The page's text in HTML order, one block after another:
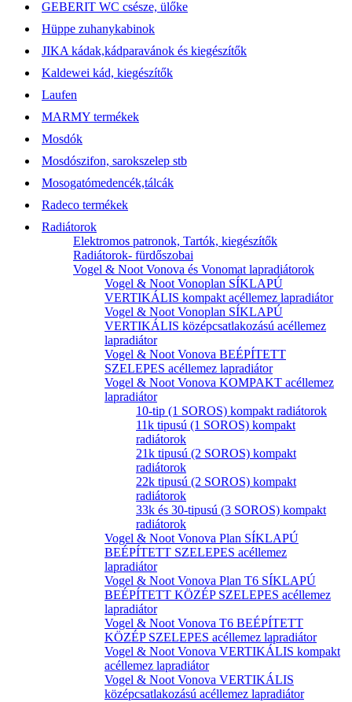
GEBERIT WC csésze, ülőke
Hüppe zuhanykabinok
JIKA kádak,kádparavánok és kiegészítők
Kaldewei kád, kiegészítők
Laufen
MARMY termékek
Mosdók
Mosdószifon, sarokszelep stb
Mosogatómedencék,tálcák
Radeco termékek
Radiátorok
Elektromos patronok, Tartók, kiegészítők
Radiátorok- fürdőszobai
Vogel & Noot Vonova és Vonomat lapradiátorok
Vogel & Noot Vonoplan SÍKLAPÚ
VERTIKÁLIS kompakt acéllemez lapradiátor
Vogel & Noot Vonoplan SÍKLAPÚ
VERTIKÁLIS középcsatlakozású acéllemez
lapradiátor
Vogel & Noot Vonova BEÉPÍTETT
SZELEPES acéllemez lapradiátor
Vogel & Noot Vonova KOMPAKT acéllemez
lapradiátor
10-tip (1 SOROS) kompakt radiátorok
11k tipusú (1 SOROS) kompakt
radiátorok
21k tipusú (2 SOROS) kompakt
radiátorok
22k tipusú (2 SOROS) kompakt
radiátorok
33k és 30-tipusú (3 SOROS) kompakt
radiátorok
Vogel & Noot Vonova Plan SÍKLAPÚ
BEÉPÍTETT SZELEPES acéllemez
lapradiátor
Vogel & Noot Vonova Plan T6 SÍKLAPÚ
BEÉPÍTETT KÖZÉP SZELEPES acéllemez
lapradiátor
Vogel & Noot Vonova T6 BEÉPÍTETT
KÖZÉP SZELEPES acéllemez lapradiátor
Vogel & Noot Vonova VERTIKÁLIS kompakt
acéllemez lapradiátor
Vogel & Noot Vonova VERTIKÁLIS
középcsatlakozású acéllemez lapradiátor